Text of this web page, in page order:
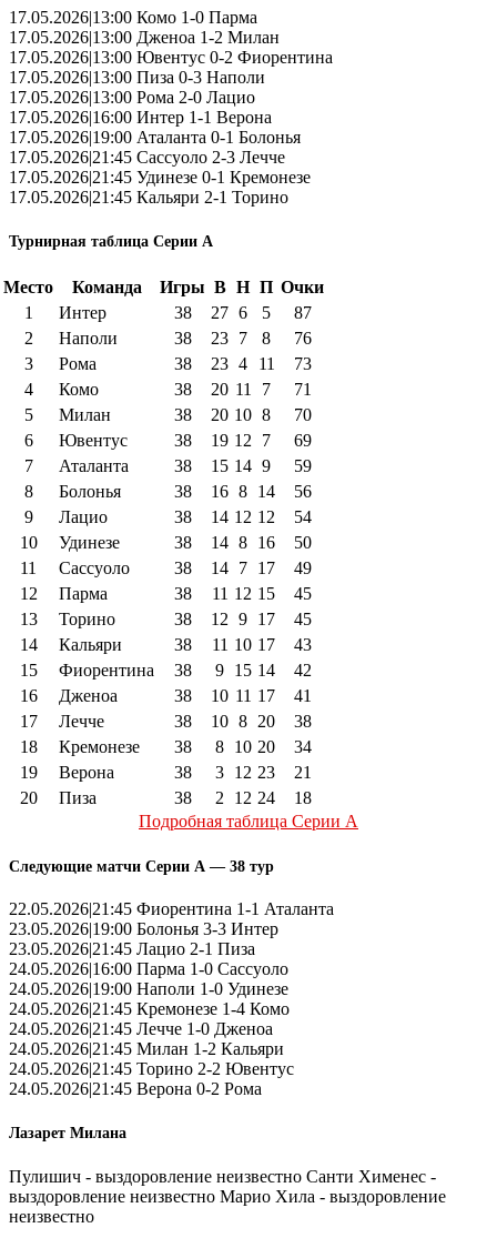
17.05.2026|13:00 Комо 1-0 Парма
17.05.2026|13:00 Дженоа 1-2 Милан
17.05.2026|13:00 Ювентус 0-2 Фиорентина
17.05.2026|13:00 Пиза 0-3 Наполи
17.05.2026|13:00 Рома 2-0 Лацио
17.05.2026|16:00 Интер 1-1 Верона
17.05.2026|19:00 Аталанта 0-1 Болонья
17.05.2026|21:45 Сассуоло 2-3 Лечче
17.05.2026|21:45 Удинезе 0-1 Кремонезе
17.05.2026|21:45 Кальяри 2-1 Торино
Турнирная таблица Серии А
Место Команда Игры В Н П Очки
1
Интер 38 27 6 5
87
2
Наполи 38 23 7 8
76
3
Рома 38 23 4 11
73
4
Комо 38 20 11 7
71
5
Милан 38 20 10 8
70
6
Ювентус 38 19 12 7
69
7
Аталанта 38 15 14 9
59
8
Болонья 38 16 8 14
56
9
Лацио 38 14 12 12
54
10
Удинезе 38 14 8 16
50
11
Сассуоло 38 14 7 17
49
12
Парма 38 11 12 15
45
13
Торино 38 12 9 17
45
14
Кальяри 38 11 10 17
43
15
Фиорентина 38 9 15 14
42
16
Дженоа 38 10 11 17
41
17
Лечче 38 10 8 20
38
18
Кремонезе 38 8 10 20
34
19
Верона 38 3 12 23
21
20
Пиза 38 2 12 24
18
Подробная таблица Серии А
Следующие матчи Серии А — 38 тур
22.05.2026|21:45 Фиорентина 1-1 Аталанта
23.05.2026|19:00 Болонья 3-3 Интер
23.05.2026|21:45 Лацио 2-1 Пиза
24.05.2026|16:00 Парма 1-0 Сассуоло
24.05.2026|19:00 Наполи 1-0 Удинезе
24.05.2026|21:45 Кремонезе 1-4 Комо
24.05.2026|21:45 Лечче 1-0 Дженоа
24.05.2026|21:45 Милан 1-2 Кальяри
24.05.2026|21:45 Торино 2-2 Ювентус
24.05.2026|21:45 Верона 0-2 Рома
Лазарет Милана
Пулишич - выздоровление неизвестно Санти Хименес -
выздоровление неизвестно Марио Хила - выздоровление
неизвестно